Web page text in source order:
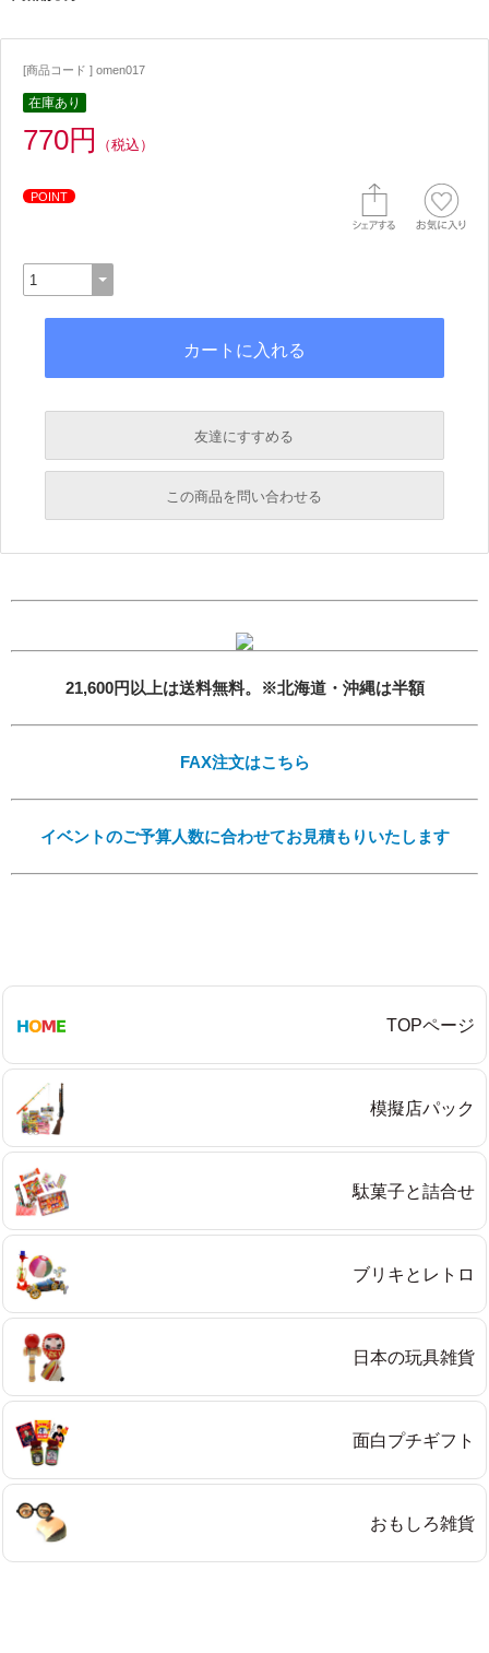
[商品コード ] omen017
在庫あり
770円 （税込）
POINT
友達にすすめる
必須
この商品を問い合わせる
プライバシーポリシーをご確認ください。
プライバシーポリシーを確認しました。
21,600円以上は送料無料。※北海道・沖縄は半額
FAX注文はこちら
イベントのご予算人数に合わせてお見積もりいたします
TOPページ
模擬店パック
駄菓子と詰合せ
ブリキとレトロ
日本の玩具雑貨
面白プチギフト
おもしろ雑貨